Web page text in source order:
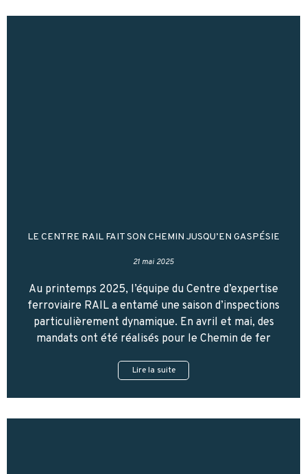
LE CENTRE RAIL FAIT SON CHEMIN JUSQU’EN GASPÉSIE
21 mai 2025
Au printemps 2025, l’équipe du Centre d’expertise
ferroviaire RAIL a entamé une saison d’inspections
particulièrement dynamique. En avril et mai, des
mandats ont été réalisés pour le Chemin de fer
Lire la suite